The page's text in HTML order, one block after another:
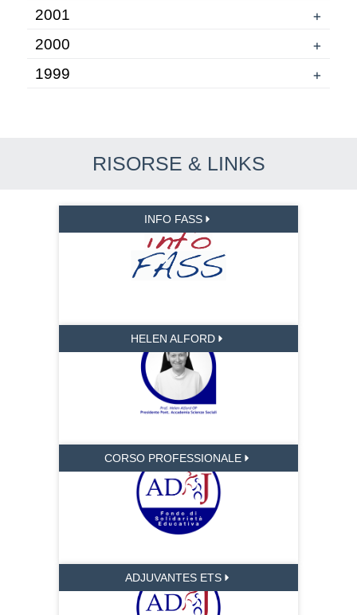
2001
+
2000
+
1999
+
RISORSE & LINKS
INFO FASS
HELEN ALFORD
CORSO PROFESSIONALE
ADJUVANTES ETS